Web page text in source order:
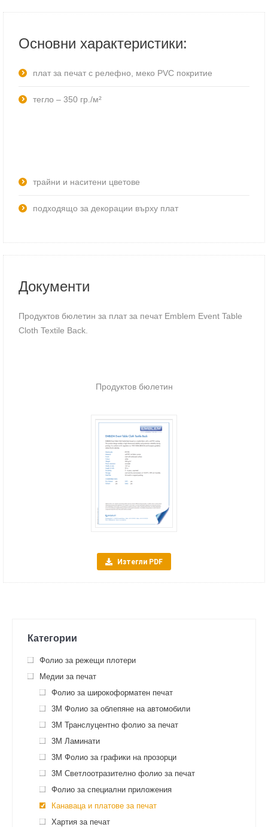
Основни характеристики:
плат за печат с релефно, меко PVC покритие
тегло – 350 гр./м²
трайни и наситени цветове
подходящо за декорации върху плат
Документи
Продуктов бюлетин за плат за печат Emblem Event Table
Cloth Textile Back.
Продуктов бюлетин
Изтегли PDF
Категории
Фолио за режещи плотери
Медии за печат
Фолио за широкоформатен печат
3M Фолио за облепяне на автомобили
3M Транслуцентно фолио за печат
3M Ламинати
3M Фолио за графики на прозорци
3M Светлоотразително фолио за печат
Фолио за специални приложения
Канаваца и платове за печат
Хартия за печат